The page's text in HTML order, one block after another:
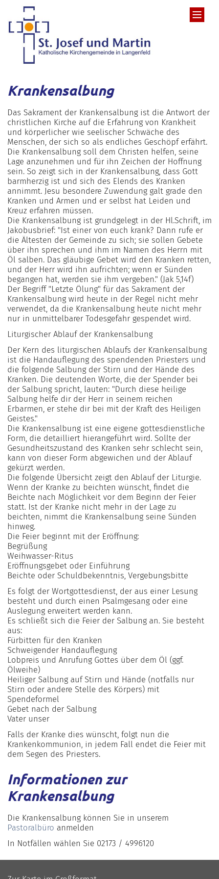
Zum Inhalt springen
Krankensalbung
Das Sakrament der Krankensalbung ist die Antwort der
christlichen Kirche auf die Erfahrung von Krankheit
und körperlicher wie seelischer Schwäche des
Menschen, der sich so als endliches Geschöpf erfährt.
Die Krankensalbung soll dem Christen helfen, seine
Lage anzunehmen und für ihn Zeichen der Hoffnung
sein. So zeigt sich in der Krankensalbung, dass Gott
barmherzig ist und sich des Elends des Kranken
annimmt. Jesu besondere Zuwendung galt grade den
Kranken und Armen und er selbst hat Leiden und
Kreuz erfahren müssen.
Die Krankensalbung ist grundgelegt in der Hl.Schrift, im
Jakobusbrief: "Ist einer von euch krank? Dann rufe er
die Ältesten der Gemeinde zu sich; sie sollen Gebete
über ihn sprechen und ihm im Namen des Herrn mit
Öl salben. Das gläubige Gebet wird den Kranken retten,
und der Herr wird ihn aufrichten; wenn er Sünden
begangen hat, werden sie ihm vergeben." (Jak 5,14f)
Der Begriff "Letzte Ölung" für das Sakrament der
Krankensalbung wird heute in der Regel nicht mehr
verwendet, da die Krankensalbung heute nicht mehr
nur in unmittelbarer Todesgefahr gespendet wird.
Liturgischer Ablauf der Krankensalbung
Der Kern des liturgischen Ablaufs der Krankensalbung
ist die Handauflegung des spendenden Priesters und
die folgende Salbung der Stirn und der Hände des
Kranken. Die deutenden Worte, die der Spender bei
der Salbung spricht, lauten: "Durch diese heilige
Salbung helfe dir der Herr in seinem reichen
Erbarmen, er stehe dir bei mit der Kraft des Heiligen
Geistes."
Die Krankensalbung ist eine eigene gottesdienstliche
Form, die detailliert hierangeführt wird. Sollte der
Gesundheitszustand des Kranken sehr schlecht sein,
kann von dieser Form abgewichen und der Ablauf
gekürzt werden.
Die folgende Übersicht zeigt den Ablauf der Liturgie.
Wenn der Kranke zu beichten wünscht, findet die
Beichte nach Möglichkeit vor dem Beginn der Feier
statt. Ist der Kranke nicht mehr in der Lage zu
beichten, nimmt die Krankensalbung seine Sünden
hinweg.
Die Feier beginnt mit der Eröffnung:
Begrüßung
Weihwasser-Ritus
Eröffnungsgebet oder Einführung
Beichte oder Schuldbekenntnis, Vergebungsbitte
Es folgt der Wortgottesdienst, der aus einer Lesung
besteht und durch einen Psalmgesang oder eine
Auslegung erweitert werden kann.
Es schließt sich die Feier der Salbung an. Sie besteht
aus:
Fürbitten für den Kranken
Schweigender Handauflegung
Lobpreis und Anrufung Gottes über dem Öl (ggf.
Ölweihe)
Heiliger Salbung auf Stirn und Hände (notfalls nur
Stirn oder andere Stelle des Körpers) mit
Spendeformel
Gebet nach der Salbung
Vater unser
Falls der Kranke dies wünscht, folgt nun die
Krankenkommunion, in jedem Fall endet die Feier mit
dem Segen des Priesters.
Informationen zur
Krankensalbung
Die Krankensalbung können Sie in unserem
Pastoralbüro anmelden
In Notfällen wählen Sie 02173 / 4996120